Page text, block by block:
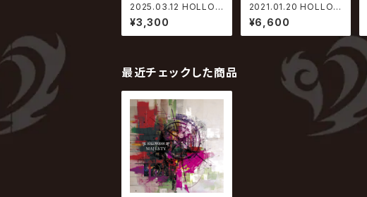
2025.03.12 HOLLO
WGRAM / SCENIC
¥3,300
2021.01.20 HOLLOW
GRAM / RED SHIFT
¥6,600
最近チェックした商品